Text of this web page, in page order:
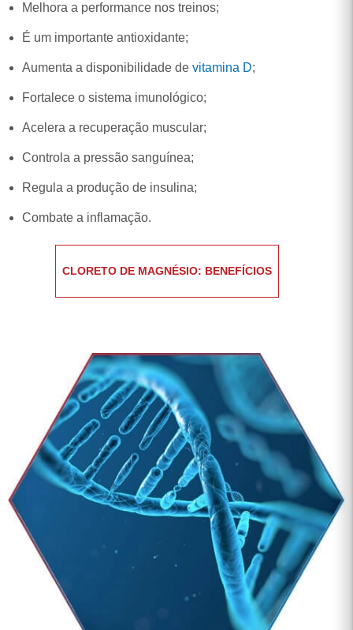
Melhora a performance nos treinos;
É um importante antioxidante;
Aumenta a disponibilidade de vitamina D;
Fortalece o sistema imunológico;
Acelera a recuperação muscular;
Controla a pressão sanguínea;
Regula a produção de insulina;
Combate a inflamação.
CLORETO DE MAGNÉSIO: BENEFÍCIOS